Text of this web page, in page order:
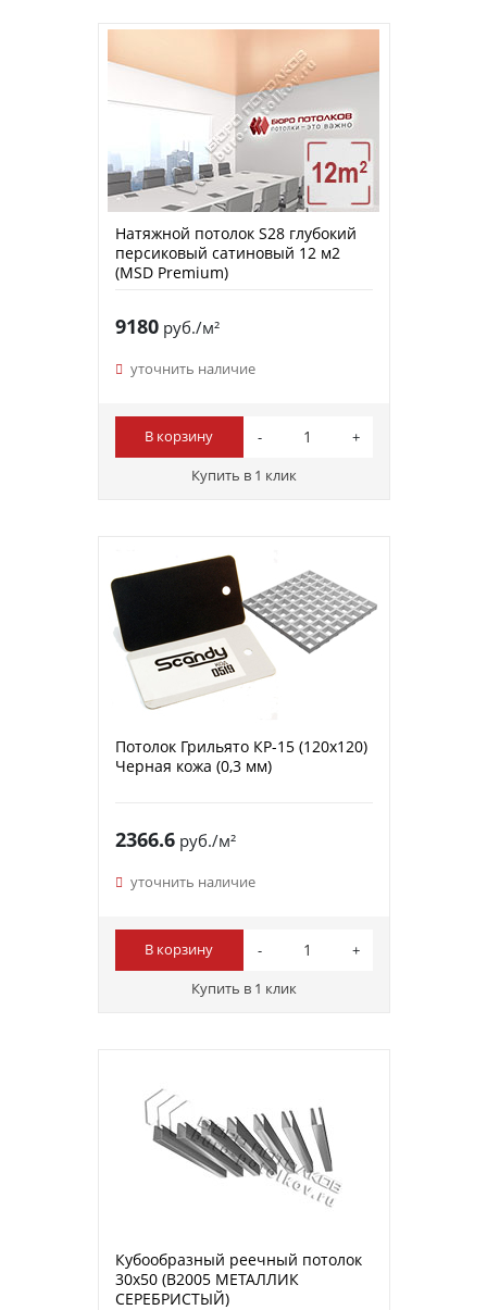
Натяжной потолок S28 глубокий
персиковый сатиновый 12 м2
(MSD Premium)
9180руб./м²
уточнить наличие
В корзину
Купить в 1 клик
Потолок Грильято КР-15 (120х120)
Черная кожа (0,3 мм)
2366.6руб./м²
уточнить наличие
В корзину
Купить в 1 клик
Кубообразный реечный потолок
30х50 (B2005 МЕТАЛЛИК
СЕРЕБРИСТЫЙ)